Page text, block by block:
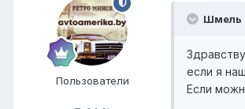
Пользователи
Шмель
если я
Если